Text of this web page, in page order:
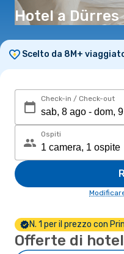
Hotel a Dürres
Scelto da 8M+
Check-in / Check-out
Ospiti
N. 1 per il prezzo con
Offerte di